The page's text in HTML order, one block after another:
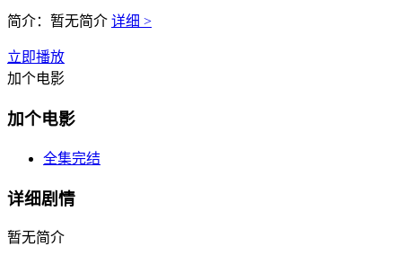
简介： 暂无简介 详细 >
立即播放
加个电影
加个电影
全集完结
详细剧情
暂无简介